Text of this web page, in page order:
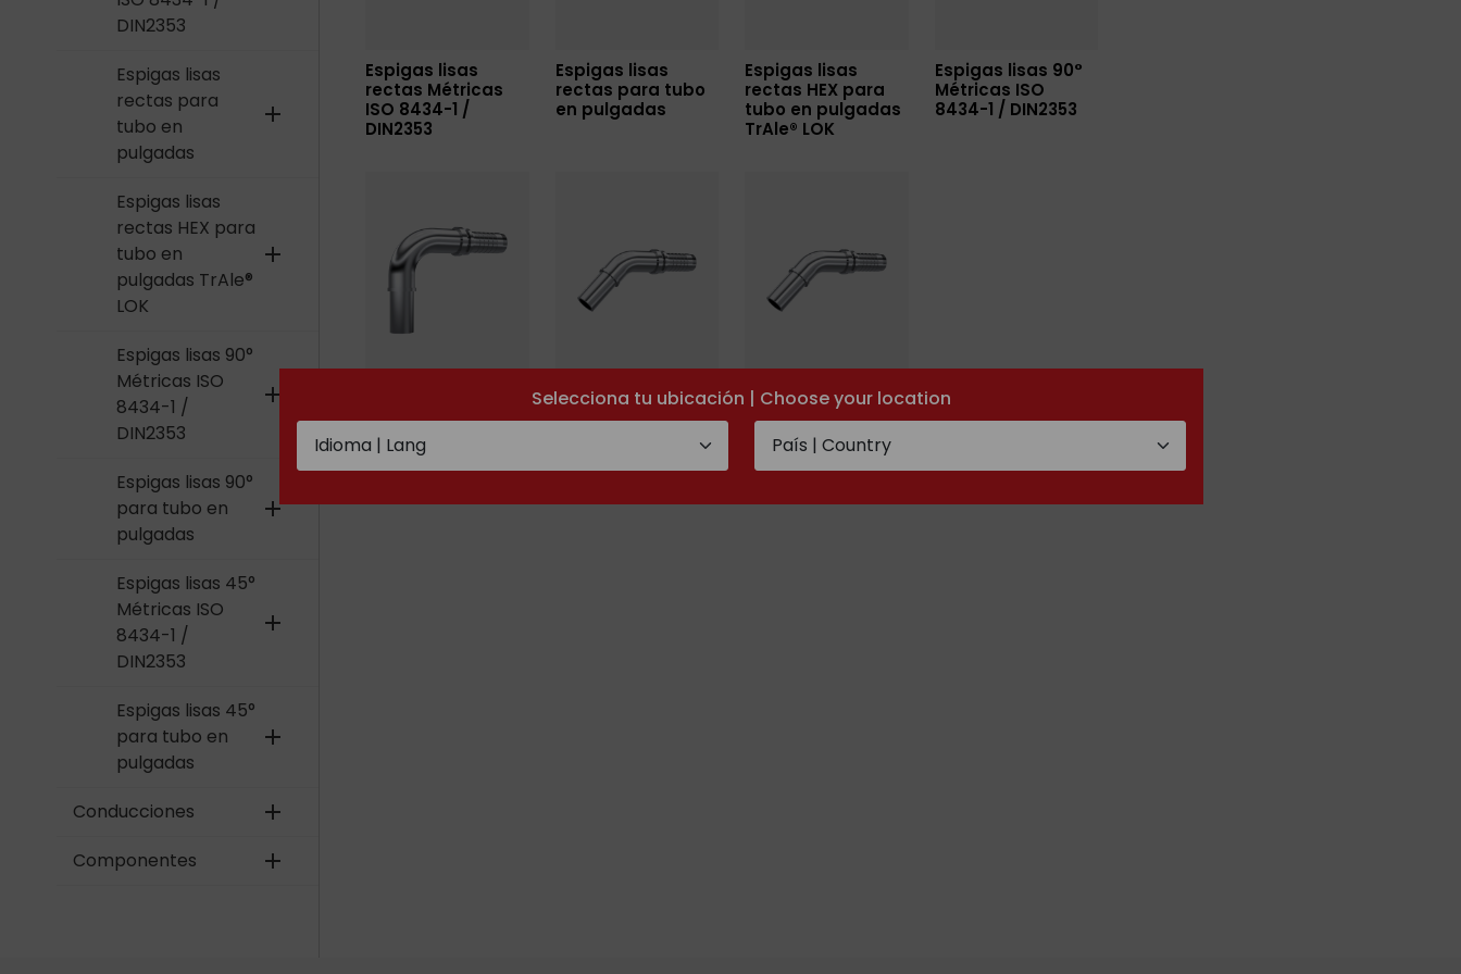
Selecciona tu ubicación | Choose your location
DIN2353
Espigas lisas
rectas para
tubo en
pulgadas
add
Espigas lisas
rectas HEX para
tubo en
pulgadas TrAle®
LOK
add
Espigas lisas 90°
Métricas ISO
8434-1 /
DIN2353
add
Espigas lisas 90°
para tubo en
pulgadas
add
Espigas lisas 45°
Métricas ISO
8434-1 /
DIN2353
add
Espigas lisas 45°
para tubo en
pulgadas
add
Conducciones add
Componentes add
Espigas lisas
rectas Métricas
ISO 8434-1 /
DIN2353
Espigas lisas
rectas para tubo
en pulgadas
Espigas lisas
rectas HEX para
tubo en pulgadas
TrAle® LOK
Espigas lisas 90°
Métricas ISO
8434-1 / DIN2353
pulgadas
Espigas lisas 45°
Espigas lisas 45°
para tubo en
pulgadas